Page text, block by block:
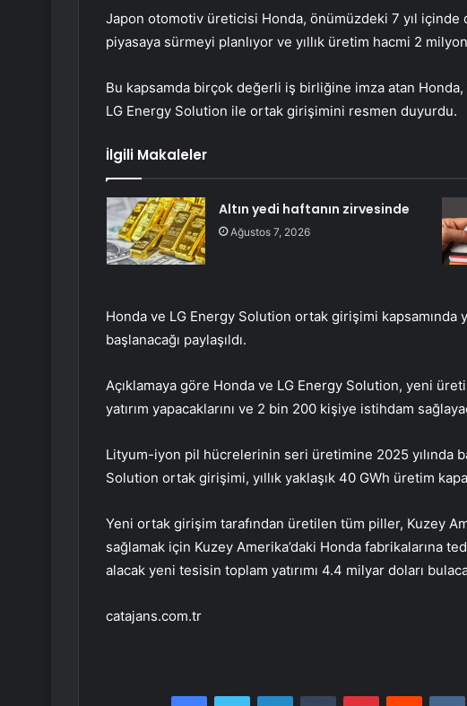
Japon otomotiv üreticisi Honda, önümüzdeki 7 yıl içinde
piyasaya sürmeyi planlıyor ve yıllık üretim hacmi 2
Bu kapsamda birçok değerli iş birliğine imza atan
LG Energy Solution ile ortak girişimini resmen duyurdu.
İlgili Makaleler
Altın yedi haftanın zirvesinde
Ağustos 7, 2026
Honda ve LG Energy Solution ortak girişimi kapsamında
başlanacağı paylaşıldı.
Açıklamaya göre Honda ve LG Energy Solution, yeni
yatırım yapacaklarını ve 2 bin 200 kişiye istihdam
Lityum-iyon pil hücrelerinin seri üretimine 2025 yılında
Solution ortak girişimi, yıllık yaklaşık 40 GWh üretim
Yeni ortak girişim tarafından üretilen tüm piller, Kuzey
sağlamak için Kuzey Amerika’daki Honda fabrikalarına
alacak yeni tesisin toplam yatırımı 4.4 milyar doları
catajans.com.tr
FacebookTwitter LinkedInTumblr PinterestReddit